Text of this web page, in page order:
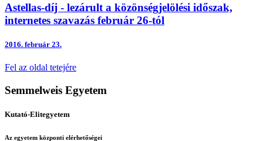
Astellas-díj - lezárult a közönségjelölési időszak,
internetes szavazás február 26-tól
2016. február 23.
Fel az oldal tetejére
Semmelweis Egyetem
Kutató-Elitegyetem
Az egyetem központi elérhetőségei